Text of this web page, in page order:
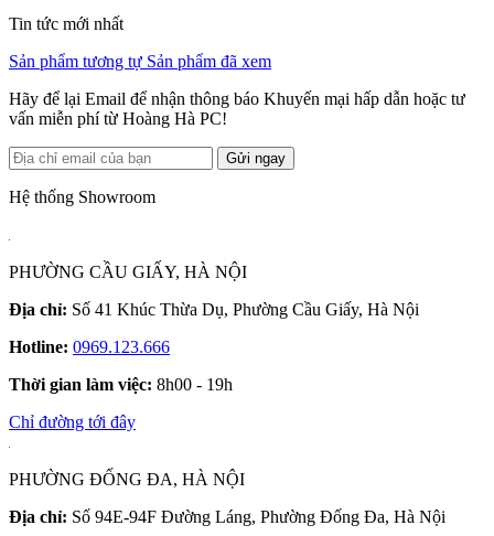
Tin tức mới nhất
Sản phẩm tương tự Sản phẩm đã xem
Hãy để lại Email để nhận thông báo Khuyến mại hấp dẫn hoặc tư
vấn miễn phí từ Hoàng Hà PC!
Gửi ngay
Hệ thống Showroom
PHƯỜNG CẦU GIẤY, HÀ NỘI
Địa chỉ: Số 41 Khúc Thừa Dụ, Phường Cầu Giấy, Hà Nội
Hotline: 0969.123.666
Thời gian làm việc: 8h00 - 19h
Chỉ đường tới đây
PHƯỜNG ĐỐNG ĐA, HÀ NỘI
Địa chỉ: Số 94E-94F Đường Láng, Phường Đống Đa, Hà Nội